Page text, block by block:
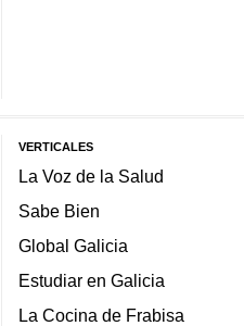
VERTICALES
La Voz de la Salud
Sabe Bien
Global Galicia
Estudiar en Galicia
La Cocina de Frabisa